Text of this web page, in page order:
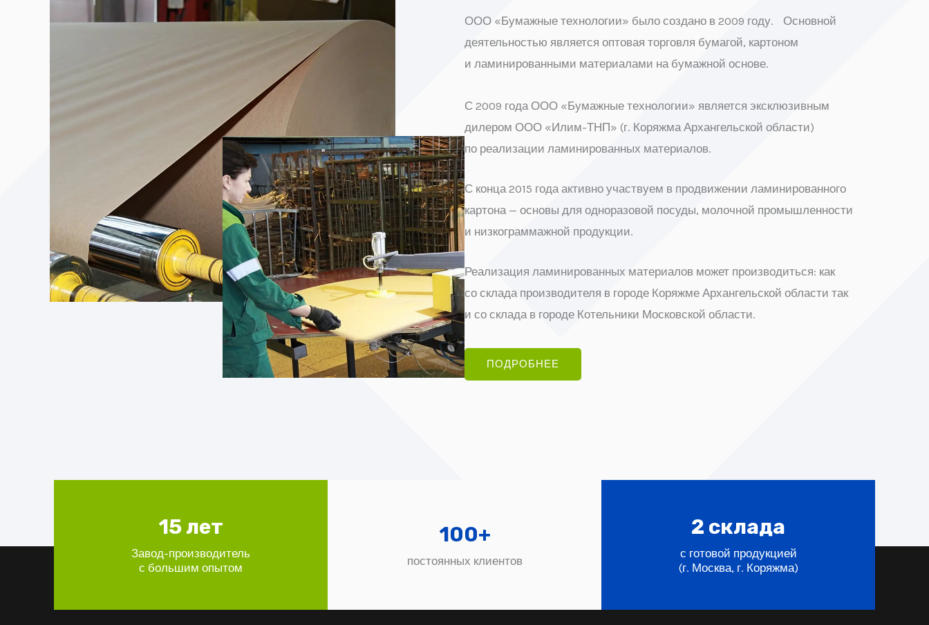
ООО «Бумажные технологии» было создано в 2009 году. Основной
деятельностью является оптовая торговля бумагой, картоном
и ламинированными материалами на бумажной основе.
С 2009 года ООО «Бумажные технологии» является эксклюзивным
дилером ООО «Илим-ТНП» (г. Коряжма Архангельской области)
по реализации ламинированных материалов.
С конца 2015 года активно участвуем в продвижении ламинированного
картона — основы для одноразовой посуды, молочной промышленности
и низкограммажной продукции.
Реализация ламинированных материалов может производиться: как
со склада производителя в городе Коряжме Архангельской области так
и со склада в городе Котельники Московской области.
ПОДРОБНЕЕ
15лет
Завод-производитель
с большим опытом
100+
постоянных клиентов
2 склада
с готовой продукцией
(г. Москва, г. Коряжма)